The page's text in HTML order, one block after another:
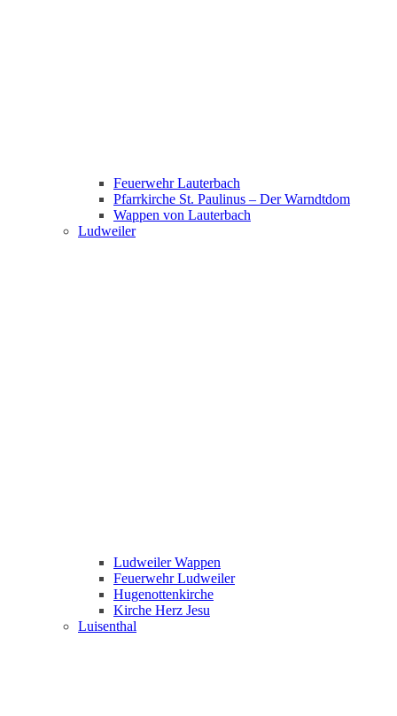
Feuerwehr Lauterbach
Pfarrkirche St. Paulinus – Der Warndtdom
Wappen von Lauterbach
Ludweiler
Ludweiler Wappen
Feuerwehr Ludweiler
Hugenottenkirche
Kirche Herz Jesu
Luisenthal